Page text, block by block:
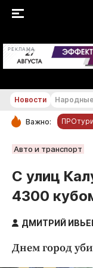
РЕКЛАМА
РУБРИКИ
Обнинск
Новости
Статьи
Народные
Авто и
Новости
Важно:
Авто и транспорт
С улиц
4300
ДМИТРИЙ
Днем город